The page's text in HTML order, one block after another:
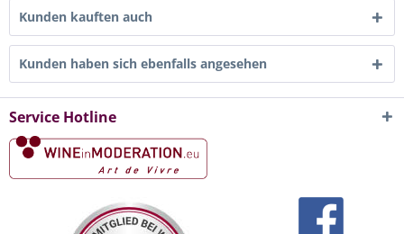
Kunden kauften auch
Kunden haben sich ebenfalls angesehen
Service Hotline